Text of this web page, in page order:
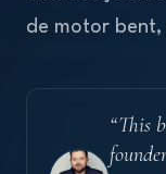
de motor
“This